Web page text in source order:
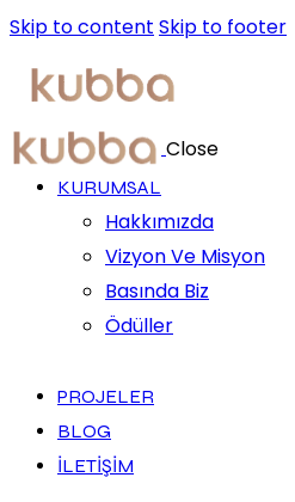
Skip to content Skip to footer
Close
KURUMSAL
Hakkımızda
Vizyon Ve Misyon
Basında Biz
Ödüller
PROJELER
BLOG
İLETİŞİM